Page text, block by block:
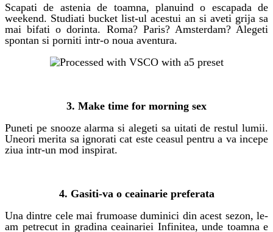
Scapati de astenia de toamna, planuind o escapada de
weekend. Studiati bucket list-ul acestui an si aveti grija sa
mai bifati o dorinta. Roma? Paris? Amsterdam? Alegeti
spontan si porniti intr-o noua aventura.
3. Make time for morning sex
Puneti pe snooze alarma si alegeti sa uitati de restul lumii.
Uneori merita sa ignorati cat este ceasul pentru a va incepe
ziua intr-un mod inspirat.
4. Gasiti-va o ceainarie preferata
Una dintre cele mai frumoase duminici din acest sezon, le-
am petrecut in gradina ceainariei Infinitea, unde toamna e